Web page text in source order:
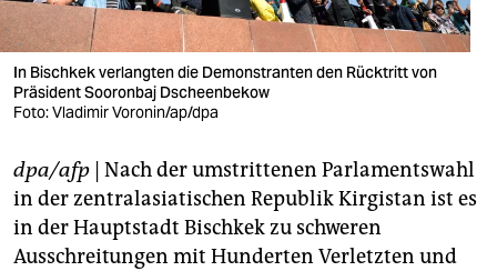
verlag
veranstaltungen
shop
fragen & hilfe
unterstützen
abo
In Bischkek verlangten die Demonstranten den Rücktritt von
Präsident Sooronbaj Dscheenbekow
Foto: Vladimir Voronin/ap/dpa
dpa/afp | Nach der umstrittenen Parlamentswahl
in der zentralasiatischen Republik Kirgistan ist es
in der Hauptstadt Bischkek zu schweren
Ausschreitungen mit Hunderten Verletzten und